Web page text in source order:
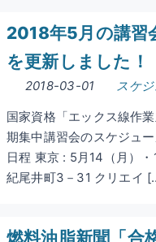
2018年5月の講習
を更新しました！
2018-03-01
スケ
国家資格「エックス線作
期集中講習会のスケジュ
日程 東京 : 5月14（月）
紀尾井町3－31 クリエイ
燃料油脂新聞「合